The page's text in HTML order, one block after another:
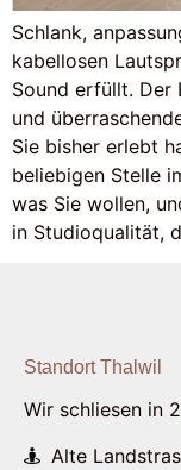
Schlank,
kabellosen
Sound erfüllt. Der
und
Sie bisher erlebt
beliebigen Stelle
was Sie wollen,
in Studioqualität,
Standort Thalwil
Wir schliesen in
Alte